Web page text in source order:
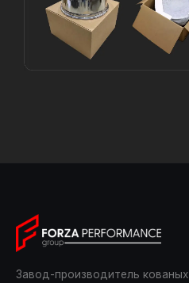
Завод-производитель кованых